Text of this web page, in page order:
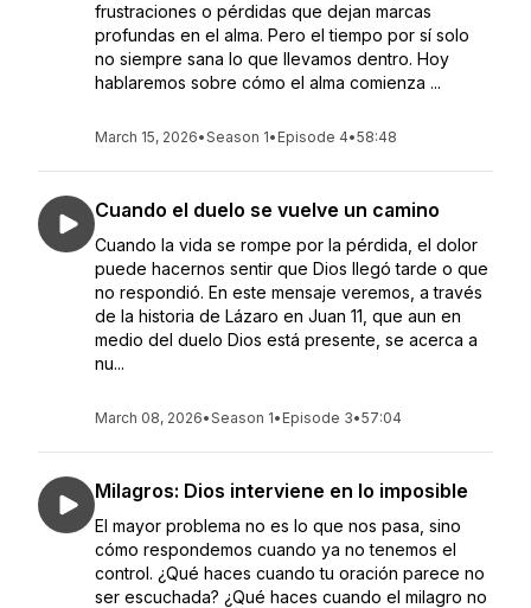
frustraciones o pérdidas que dejan marcas
profundas en el alma. Pero el tiempo por sí solo
no siempre sana lo que llevamos dentro. Hoy
hablaremos sobre cómo el alma comienza ...
March 15, 2026•Season 1• Episode 4•58:48
Cuando el duelo se vuelve un camino
Cuando la vida se rompe por la pérdida, el dolor
puede hacernos sentir que Dios llegó tarde o que
no respondió. En este mensaje veremos, a través
de la historia de Lázaro en Juan 11, que aun en
medio del duelo Dios está presente, se acerca a
nu...
March 08, 2026•Season 1• Episode 3•57:04
Milagros: Dios interviene en lo imposible
El mayor problema no es lo que nos pasa, sino
cómo respondemos cuando ya no tenemos el
control. ¿Qué haces cuando tu oración parece no
ser escuchada? ¿Qué haces cuando el milagro no